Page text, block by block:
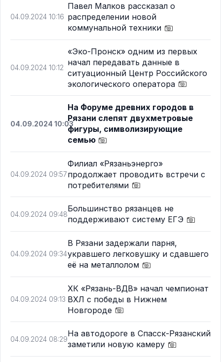
04.09.2024 10:16
Павел Малков рассказал о
распределении новой
коммунальной техники
04.09.2024 10:12
«Эко-Пронск» одним из первых
начал передавать данные в
ситуационный Центр Российского
экологического оператора
04.09.2024 10:03
На Форуме древних городов в
Рязани слепят двухметровые
фигуры, символизирующие
семью
04.09.2024 09:57
Филиал «Рязаньэнерго»
продолжает проводить встречи с
потребителями
04.09.2024 09:48
Большинство рязанцев не
поддерживают систему ЕГЭ
04.09.2024 09:34
В Рязани задержали парня,
укравшего легковушку и сдавшего
её на металлолом
04.09.2024 09:13
ХК «Рязань-ВДВ» начал чемпионат
ВХЛ с победы в Нижнем
Новгороде
04.09.2024 08:29
На автодороге в Спасск-Рязанский
заметили новую камеру